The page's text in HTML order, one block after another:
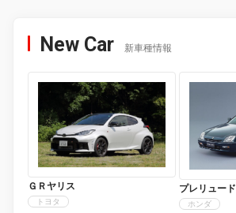
New Car 新車種情報
ＧＲヤリス
トヨタ
プレリュード
ホンダ